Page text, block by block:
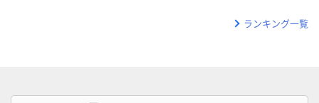
ランキング一覧